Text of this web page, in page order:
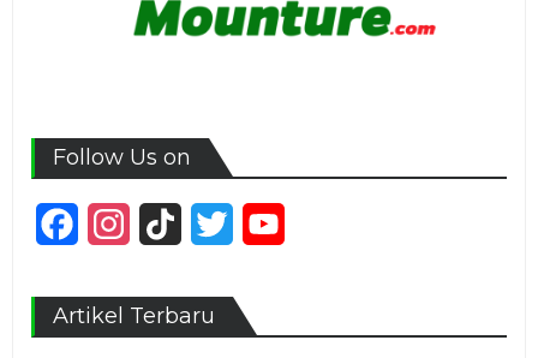
Follow Us on
FacebookInstagram
TikTok Twitter
Artikel Terbaru